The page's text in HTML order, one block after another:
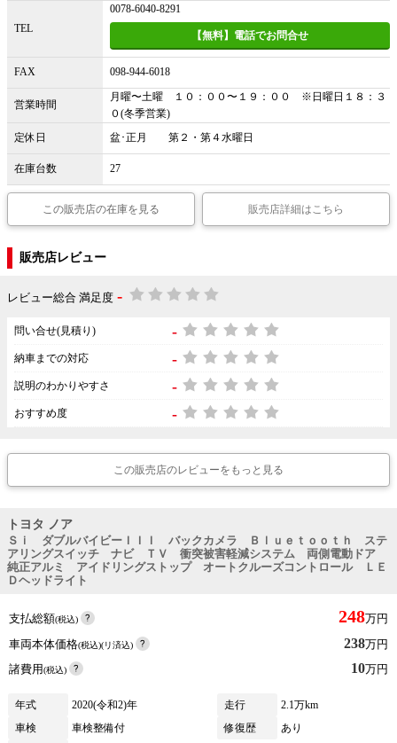
TEL
0078-6040-8291
【無料】電話でお問合せ
FAX 098-944-6018
営業時間
月曜〜土曜 １０：００〜１９：００ ※日曜日１８：３
０(冬季営業)
定休日
盆･正月 第２・第４水曜日
在庫台数 27
この販売店の在庫を見る 販売店詳細はこちら
販売店レビュー
レビュー総合 満足度 -
問い合せ(見積り) -
納車までの対応 -
説明のわかりやすさ -
おすすめ度 -
この販売店のレビューをもっと見る
トヨタ ノア
Ｓｉ ダブルバイビーＩＩＩ バックカメラ Ｂｌｕｅｔｏｏｔｈ ステ
アリングスイッチ ナビ ＴＶ 衝突被害軽減システム 両側電動ドア
純正アルミ アイドリングストップ オートクルーズコントロール ＬＥ
Ｄヘッドライト
支払総額(税込) 248万円
車両本体価格(税込)(リ済込) 238万円
諸費用(税込) 10万円
年式 2020(令和2)年 走行
2.1万km
車検
車検整備付 修復歴
あり